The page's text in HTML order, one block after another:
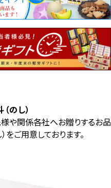
のし）
や関係各社へお贈りするお品
をご用意しております。